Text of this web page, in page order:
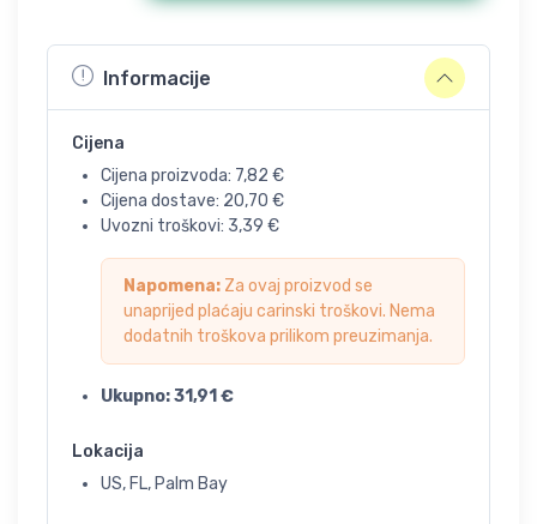
Informacije
Cijena
Cijena proizvoda: 7,82 €
Cijena dostave: 20,70 €
Uvozni troškovi: 3,39 €
Napomena: Za ovaj proizvod se
unaprijed plaćaju carinski troškovi. Nema
dodatnih troškova prilikom preuzimanja.
Ukupno:31,91 €
Lokacija
US, FL, Palm Bay